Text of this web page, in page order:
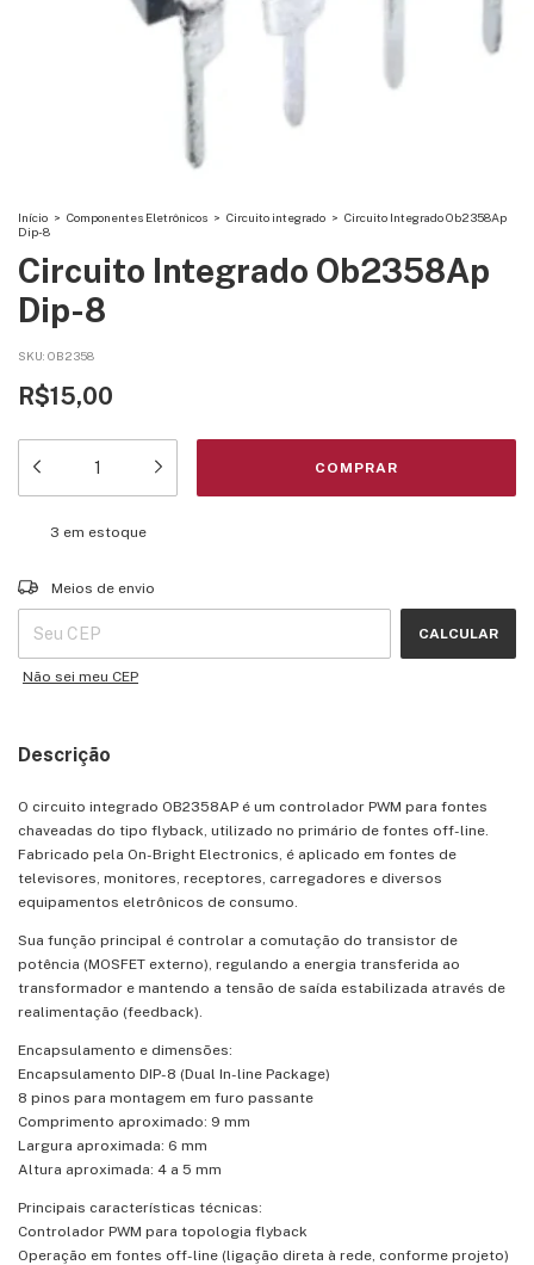
Início > Componentes Eletrônicos > Circuito integrado > Circuito Integrado Ob2358Ap
Dip-8
Circuito Integrado Ob2358Ap
Dip-8
SKU: OB2358
R$15,00
3 em estoque
Entregas para o CEP:
Meios de envio
CALCULAR
Não sei meu CEP
Descrição
O circuito integrado OB2358AP é um controlador PWM para fontes
chaveadas do tipo flyback, utilizado no primário de fontes off-line.
Fabricado pela On-Bright Electronics , é aplicado em fontes de
televisores, monitores, receptores, carregadores e diversos
equipamentos eletrônicos de consumo.
Sua função principal é controlar a comutação do transistor de
potência (MOSFET externo), regulando a energia transferida ao
transformador e mantendo a tensão de saída estabilizada através de
realimentação (feedback).
Encapsulamento e dimensões:
Encapsulamento DIP-8 (Dual In-line Package)
8 pinos para montagem em furo passante
Comprimento aproximado: 9 mm
Largura aproximada: 6 mm
Altura aproximada: 4 a 5 mm
Principais características técnicas:
Controlador PWM para topologia flyback
Operação em fontes off-line (ligação direta à rede, conforme projeto)